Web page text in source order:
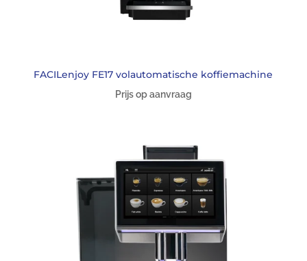
FACILenjoy FE17 volautomatische koffiemachine
Prijs op aanvraag